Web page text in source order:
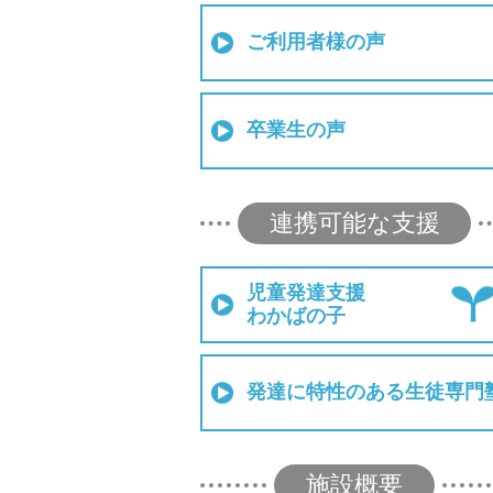
ご利用者様の声
卒業生の声
連携可能な支援
児童発達支援
わかばの子
発達に特性のある生徒専門
施設概要